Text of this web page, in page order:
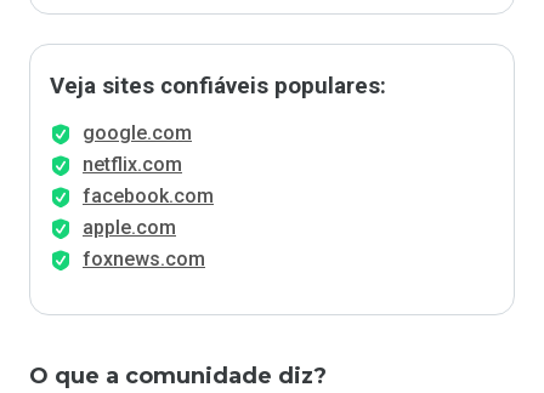
Veja sites confiáveis populares:
google.com
netflix.com
facebook.com
apple.com
foxnews.com
O que a comunidade diz?